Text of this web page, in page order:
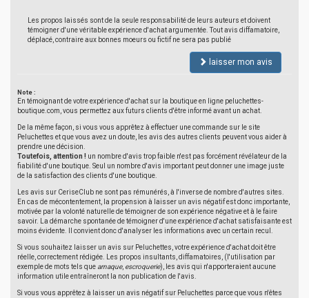
Les propos laissés sont de la seule responsabilité de leurs auteurs et doivent
témoigner d'une véritable expérience d'achat argumentée. Tout avis diffamatoire,
déplacé, contraire aux bonnes moeurs ou fictif ne sera pas publié
laisser mon avis
Note :
En témoignant de votre expérience d'achat sur la boutique en ligne peluchettes-
boutique.com, vous permettez aux futurs clients d'être informé avant un achat.
De la même façon, si vous vous apprêtez à effectuer une commande sur le site
Peluchettes et que vous avez un doute, les avis des autres clients peuvent vous aider à
prendre une décision.
Toutefois, attention ! un nombre d'avis trop faible n'est pas forcément révélateur de la
fiabilité d'une boutique. Seul un nombre d'avis important peut donner une image juste
de la satisfaction des clients d'une boutique.
Les avis sur CeriseClub ne sont pas rémunérés, à l'inverse de nombre d'autres sites.
En cas de mécontentement, la propension à laisser un avis négatif est donc importante,
motivée par la volonté naturelle de témoigner de son expérience négative et à le faire
savoir. La démarche spontanée de témoigner d'une expérience d'achat satisfaisante est
moins évidente. Il convient donc d'analyser les informations avec un certain recul.
Si vous souhaitez laisser un avis sur Peluchettes, votre expérience d'achat doit être
réelle, correctement rédigée. Les propos insultants, diffamatoires, (l'utilisation par
exemple de mots tels que arnaque, escroquerie), les avis qui n'apporteraient aucune
information utile entraîneront la non publication de l'avis.
Si vous vous apprêtez à laisser un avis négatif sur Peluchettes parce que vous n'êtes